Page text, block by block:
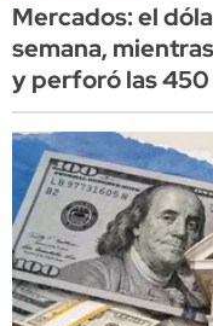
Mercados: el
semana,
y perforó las